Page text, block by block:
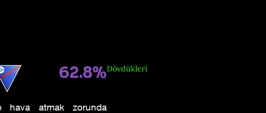
62.8%Dövdükleri
hava atmak zorunda